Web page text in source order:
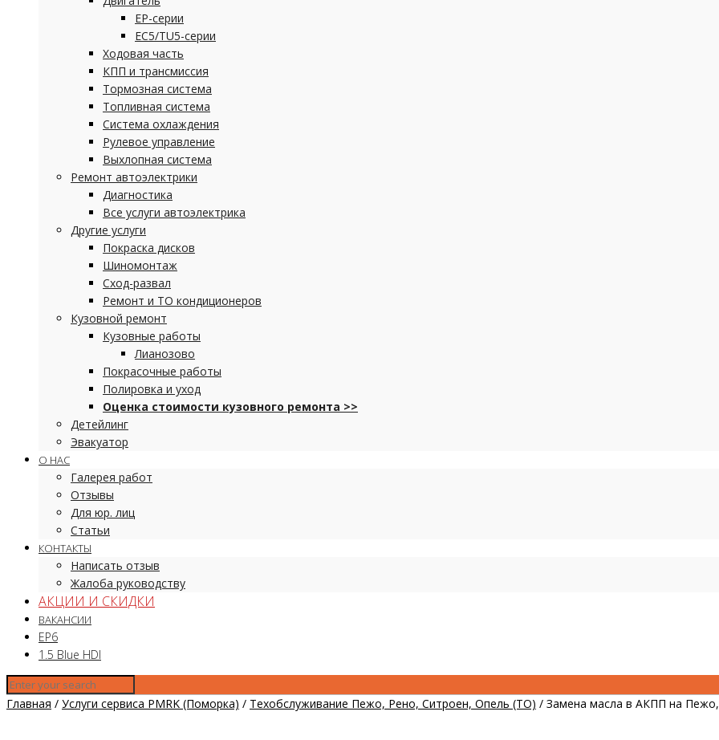
EP-серии
EC5/TU5-серии
Ходовая часть
КПП и трансмиссия
Тормозная система
Топливная система
Система охлаждения
Рулевое управление
Выхлопная система
Ремонт автоэлектрики
Диагностика
Все услуги автоэлектрика
Другие услуги
Покраска дисков
Шиномонтаж
Сход-развал
Ремонт и ТО кондиционеров
Кузовной ремонт
Кузовные работы
Лианозово
Покрасочные работы
Полировка и уход
Оценка стоимости кузовного ремонта >>
Детейлинг
Эвакуатор
О НАС
Галерея работ
Отзывы
Для юр. лиц
Статьи
КОНТАКТЫ
Написать отзыв
Жалоба руководству
АКЦИИ И СКИДКИ
ВАКАНСИИ
EP6
1.5 Blue HDI
Главная / Услуги сервиса PMRK (Поморка) / Техобслуживание Пежо, Рено, Ситроен, Опель (ТО) / Замена масла в АКПП на